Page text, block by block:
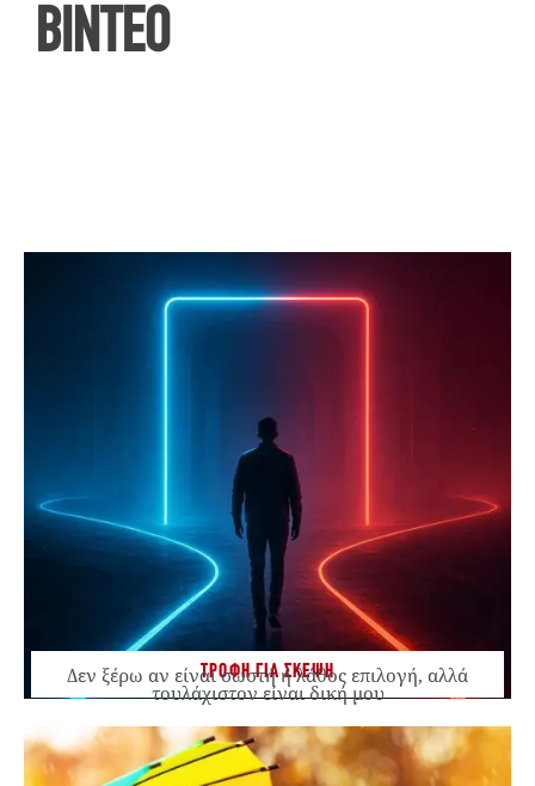
ΒΙΝΤΕΟ
ΤΡΟΦΗ ΓΙΑ ΣΚΕΨΗ
Δεν ξέρω αν είναι σωστή ή λάθος επιλογή, αλλά
τουλάχιστον είναι δική μου